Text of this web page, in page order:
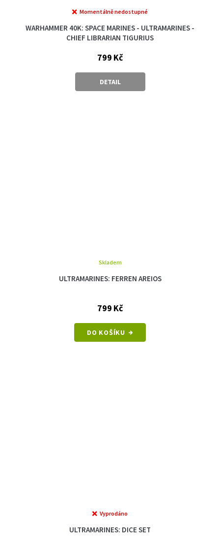
WARHAMMER 40K: SPACE MARINES - ULTRAMARINES -
CHIEF LIBRARIAN TIGURIUS
Momentálně nedostupné
799 Kč
DETAIL
ULTRAMARINES: FERREN AREIOS
Skladem
799 Kč
DO KOŠÍKU
ULTRAMARINES: DICE SET
Vyprodáno